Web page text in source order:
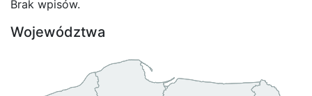
Brak wpisów.
Województwa